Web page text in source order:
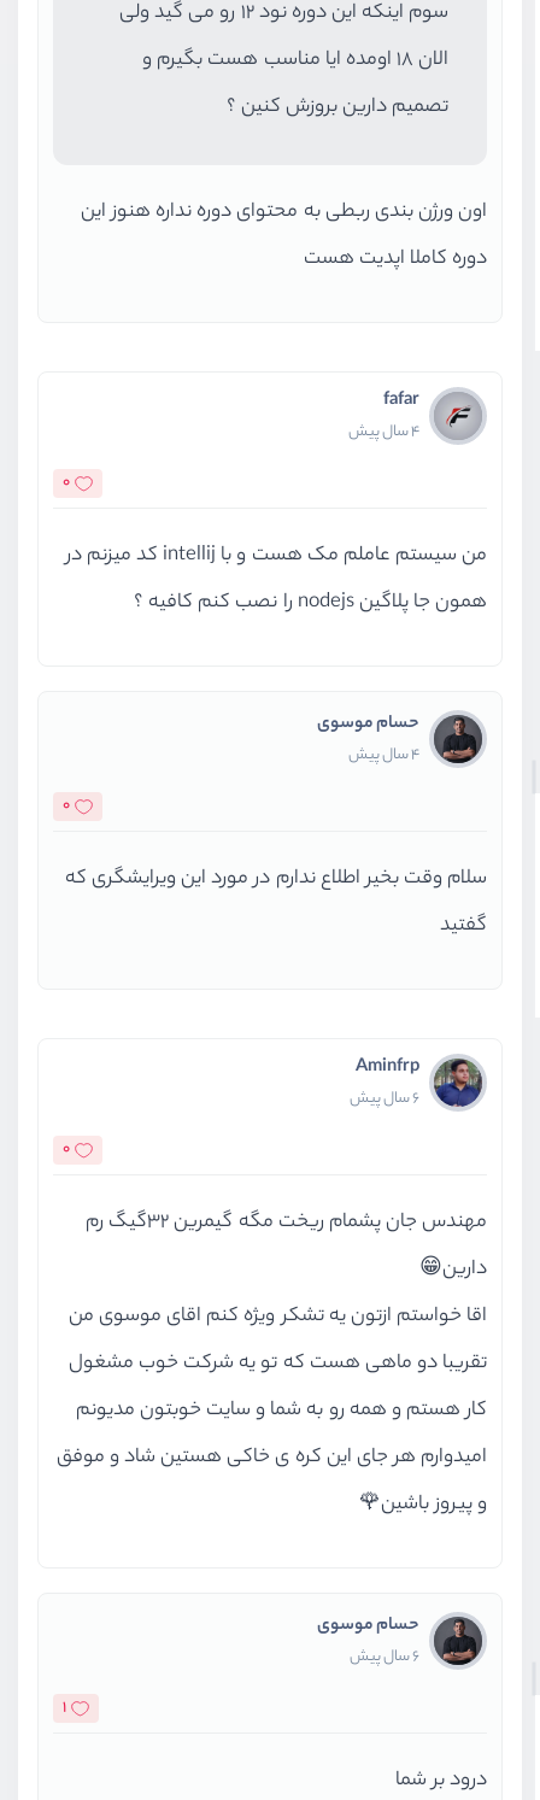
سوم اینکه این دوره نود 12 رو می گید ولی
الان 18 اومده ایا مناسب هست بگیرم و
تصمیم دارین بروزش کنین ؟
اون ورژن بندی ربطی به محتوای دوره نداره هنوز این
دوره کاملا اپدیت هست
fafar
4 سال پیش
0
من سیستم عاملم مک هست و با intellij کد میزنم در
همون جا پلاگین nodejs را نصب کنم کافیه ؟
حسام موسوی
4 سال پیش
0
سلام وقت بخیر اطلاع ندارم در مورد این ویرایشگری که
گفتید
Aminfrp
6 سال پیش
0
مهندس جان پشمام ریخت مگه گیمرین ۳۲گیگ رم
دارین😁
اقا خواستم ازتون یه تشکر ویژه کنم اقای موسوی من
تقریبا دو ماهی هست که تو یه شرکت خوب مشغول
کار هستم و همه رو به شما و سایت خوبتون مدیونم
امیدوارم هر جای این کره ی خاکی هستین شاد و موفق
و پیروز باشین🌹
حسام موسوی
6 سال پیش
1
درود بر شما